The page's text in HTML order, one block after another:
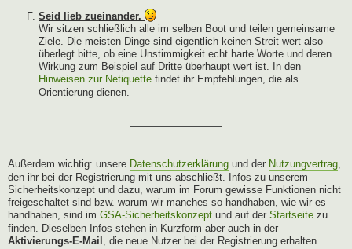
Seid lieb zueinander.
Wir sitzen schließlich alle im selben Boot und teilen gemeinsame
Ziele. Die meisten Dinge sind eigentlich keinen Streit wert also
überlegt bitte, ob eine Unstimmigkeit echt harte Worte und deren
Wirkung zum Beispiel auf Dritte überhaupt wert ist. In den
Hinweisen zur Netiquette findet ihr Empfehlungen, die als
Orientierung dienen.
—————————
Außerdem wichtig: unsere Datenschutzerklärung und der Nutzungvertrag,
den ihr bei der Registrierung mit uns abschließt. Infos zu unserem
Sicherheitskonzept und dazu, warum im Forum gewisse Funktionen nicht
freigeschaltet sind bzw. warum wir manches so handhaben, wie wir es
handhaben, sind im GSA-Sicherheitskonzept und auf der Startseite zu
finden. Dieselben Infos stehen in Kurzform aber auch in der
Aktivierungs-E-Mail , die neue Nutzer bei der Registrierung erhalten.